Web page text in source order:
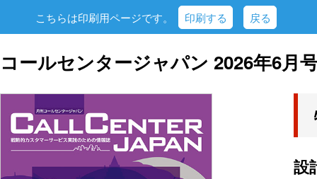
こちらは印刷用ページです。 印刷する 戻る
コールセンタージャパン 2026年6月
設